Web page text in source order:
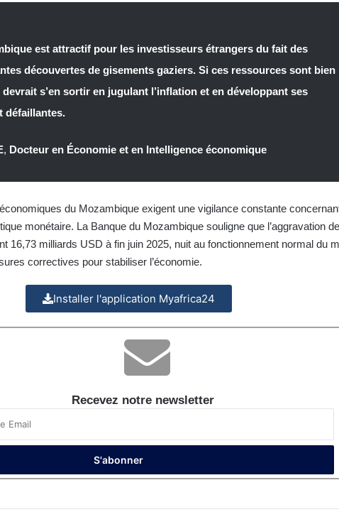
est attractif pour les investisseurs étrangers du fait des
découvertes de gisements gaziers. Si ces ressources sont bien
s’en sortir en jugulant l’inflation et en développant ses
défaillantes.
, Docteur en Économie et en Intelligence économique
du Mozambique exigent une vigilance constante
monétaire. La Banque du Mozambique souligne que l’aggravation
16,73 milliards USD à fin juin 2025, nuit au fonctionnement normal du
correctives pour stabiliser l’économie.
Installer l'application Myafrica24
Recevez notre newsletter